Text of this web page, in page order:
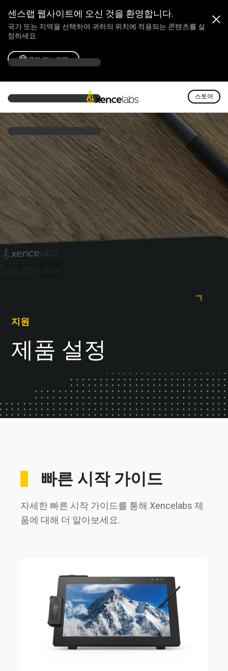
센스랩 웹사이트에 오신 것을 환영합니다.
국가 또는 지역을 선택하여 귀하의 위치에 적용되는 콘텐츠를 설
정하세요.
국가 또는 지역
스토어
지원
제품 설정
빠른 시작 가이드
자세한 빠른 시작 가이드를 통해 Xencelabs 제
품에 대해 더 알아보세요.